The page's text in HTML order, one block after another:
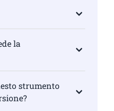
la
strumento